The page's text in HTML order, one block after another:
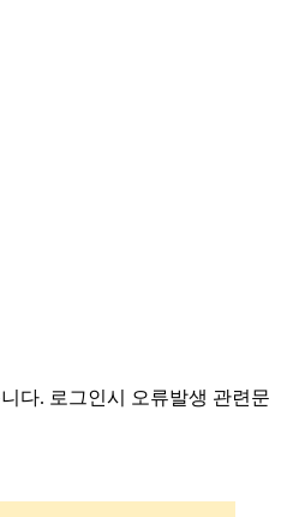
다. 로그인시 오류발생 관련문